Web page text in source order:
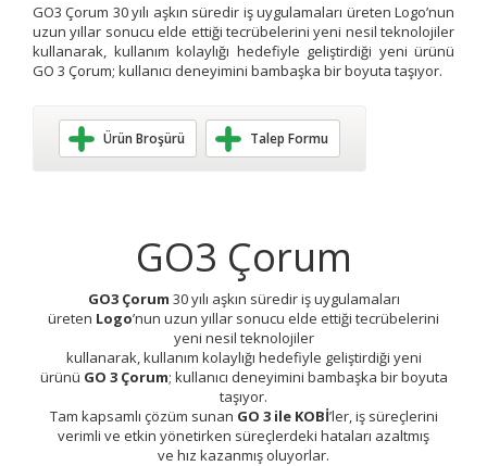
GO3 Çorum 30 yılı aşkın süredir iş uygulamaları üreten Logo’nun
uzun yıllar sonucu elde ettiği tecrübelerini yeni nesil teknolojiler
kullanarak, kullanım kolaylığı hedefiyle geliştirdiği yeni ürünü
GO 3 Çorum; kullanıcı deneyimini bambaşka bir boyuta taşıyor.
Ürün Broşürü Talep Formu
GO3 Çorum
GO3 Çorum 30 yılı aşkın süredir iş uygulamaları
üreten Logo’nun uzun yıllar sonucu elde ettiği tecrübelerini
yeni nesil teknolojiler
kullanarak, kullanım kolaylığı hedefiyle geliştirdiği yeni
ürünü GO 3 Çorum; kullanıcı deneyimini bambaşka bir boyuta
taşıyor.
Tam kapsamlı çözüm sunan GO 3 ile KOBİ’ler, iş süreçlerini
verimli ve etkin yönetirken süreçlerdeki hataları azaltmış
ve hız kazanmış oluyorlar.